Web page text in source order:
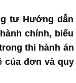
tư Hướng dẫn
chính, biểu
thi hành án
của đơn và quy